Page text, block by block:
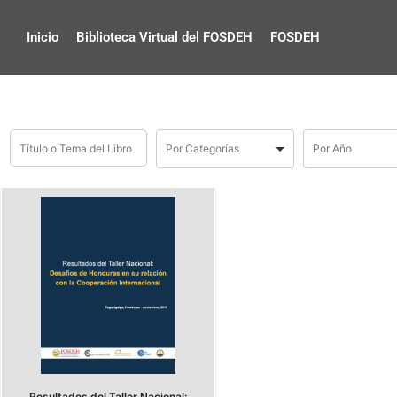
Inicio Biblioteca Virtual del FOSDEH FOSDEH